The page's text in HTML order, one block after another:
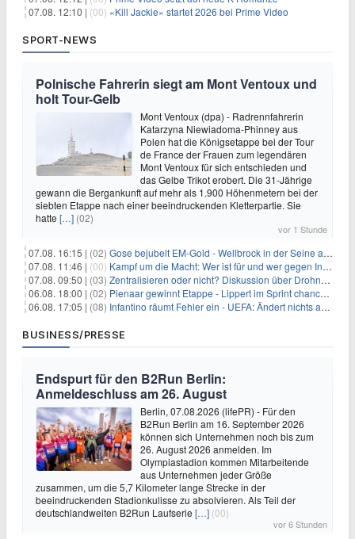
07.08. 12:10 | (00) «Kill Jackie» startet 2026 bei Prime Video
SPORT-NEWS
Polnische Fahrerin siegt am Mont Ventoux und
holt Tour-Gelb
Mont Ventoux (dpa) - Radrennfahrerin
Katarzyna Niewiadoma-Phinney aus
Polen hat die Königsetappe bei der Tour
de France der Frauen zum legendären
Mont Ventoux für sich entschieden und
das Gelbe Trikot erobert. Die 31-Jährige
gewann die Bergankunft auf mehr als 1.900 Höhenmetern bei der
siebten Etappe nach einer beeindruckenden Kletterpartie. Sie
hatte […] (02)
vor 1 Stunde
07.08. 16:15 | (02) Gose bejubelt EM-Gold - Wellbrock in der Seine ausgebremst
07.08. 11:46 | (00) Kampf um die Macht: Wer ist für und wer gegen Infantino?
07.08. 09:50 | (03) Zentralisieren oder nicht? Diskussion über Drohnenabwehr
06.08. 18:00 | (02) Pienaar gewinnt Etappe - Lippert im Sprint chancenlos
06.08. 17:05 | (08) Infantino räumt Fehler ein - UEFA: Ändert nichts an Boykott
BUSINESS/PRESSE
Endspurt für den B2Run Berlin:
Anmeldeschluss am 26. August
Berlin, 07.08.2026 (lifePR) - Für den
B2Run Berlin am 16. September 2026
können sich Unternehmen noch bis zum
26. August 2026 anmelden. Im
Olympiastadion kommen Mitarbeitende
aus Unternehmen jeder Größe
zusammen, um die 5,7 Kilometer lange Strecke in der
beeindruckenden Stadionkulisse zu absolvieren. Als Teil der
deutschlandweiten B2Run Laufserie […] (00)
vor 6 Stunden